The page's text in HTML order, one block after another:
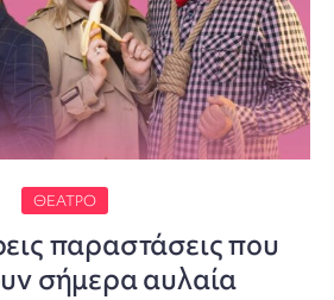
ΘΈΑΤΡΟ
παραστάσεις που
σήμερα αυλαία